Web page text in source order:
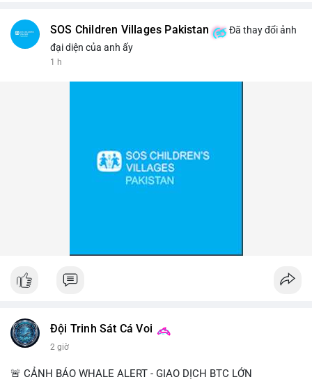
#vlikevn #titanbot
SOS Children Villages Pakistan
Đã thay đổi ảnh
đại diện của anh ấy
1 h
Đội Trinh Sát Cá Voi
2 giờ
🚨 CẢNH BÁO WHALE ALERT - GIAO DỊCH BTC LỚN